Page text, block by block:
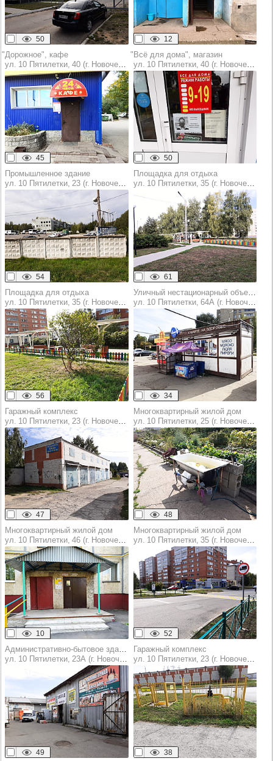
50 12
"Дорожное", кафе
ул. 10 Пятилетки, 40 (г. Новочебоксарск)
45
"Всё для дома", магазин
ул. 10 Пятилетки, 40 (г. Новочебоксарск)
50
Промышленное здание
ул. 10 Пятилетки, 23 (г. Новочебоксарск)
54
Площадка для отдыха
ул. 10 Пятилетки, 35 (г. Новочебоксарск)
61
Площадка для отдыха
ул. 10 Пятилетки, 35 (г. Новочебоксарск)
56
Уличный нестационарный объект торговли (оказания услуг)
ул. 10 Пятилетки, 64А (г. Новочебоксарск)
34
Гаражный комплекс
ул. 10 Пятилетки, 23 (г. Новочебоксарск)
47
Многоквартирный жилой дом
ул. 10 Пятилетки, 25 (г. Новочебоксарск)
48
Многоквартирный жилой дом
ул. 10 Пятилетки, 46 (г. Новочебоксарск)
10
Многоквартирный жилой дом
ул. 10 Пятилетки, 35 (г. Новочебоксарск)
52
Административно-бытовое здание
ул. 10 Пятилетки, 23А (г. Новочебоксарск)
49
Гаражный комплекс
ул. 10 Пятилетки, 23 (г. Новочебоксарск)
38